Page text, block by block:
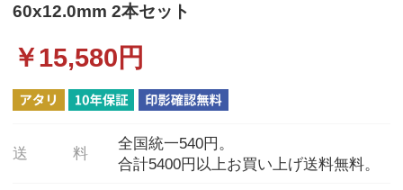
60x12.0mm 2本セット
￥15,580 円
送 料
全国統一540円。
合計5400円以上お買い上げ送料無料。